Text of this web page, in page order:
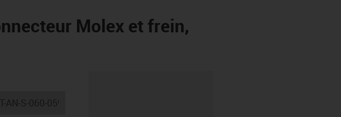
Molex et frein,
lieferzeit-dot